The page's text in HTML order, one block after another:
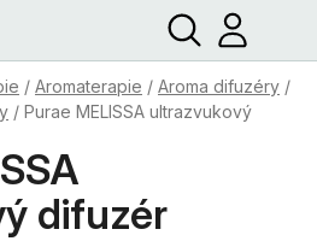
Hledat
/ Aromaterapie / Aroma difuzéry /
/ Purae MELISSA ultrazvukový
difuzér